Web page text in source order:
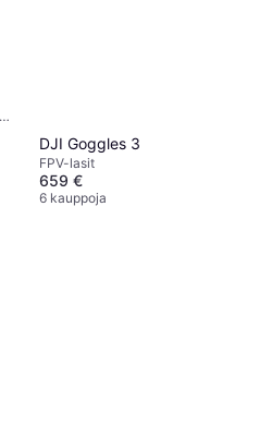
DJI Goggles 3
FPV-lasit
659 €
6 kauppoja